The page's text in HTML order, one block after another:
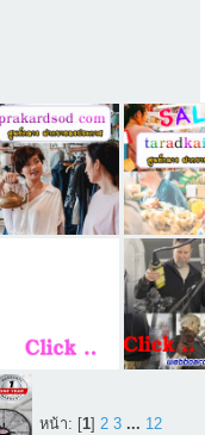
หน้า: [ 1] 2 3 ... 12